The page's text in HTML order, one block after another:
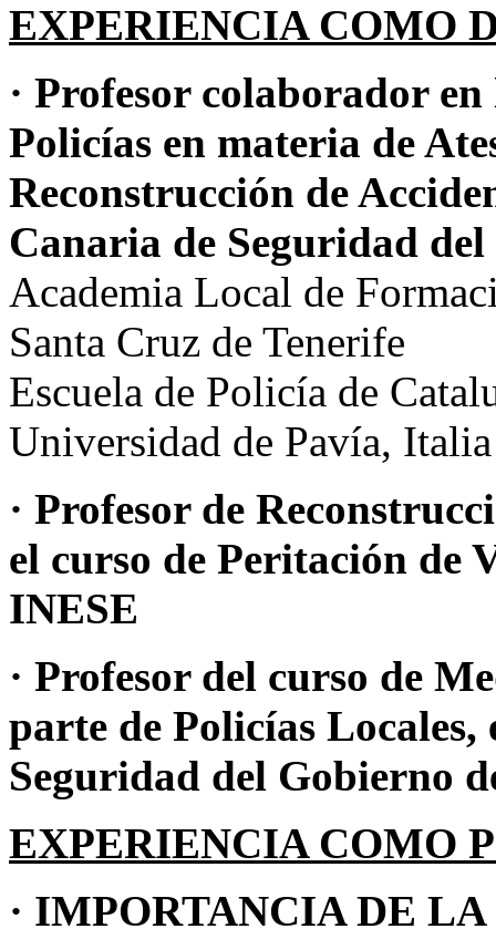
EXPERIENCIA COMO
· Profesor colaborador
Policías en materia de
Reconstrucción de
Canaria de Seguridad
Academia Local de
Santa Cruz de Tenerife
Escuela de Policía de
Universidad de Pavía,
· Profesor de
el curso de Peritación de
INESE
· Profesor del curso de
parte de Policías
Seguridad del Gobierno
EXPERIENCIA COMO
· IMPORTANCIA DE